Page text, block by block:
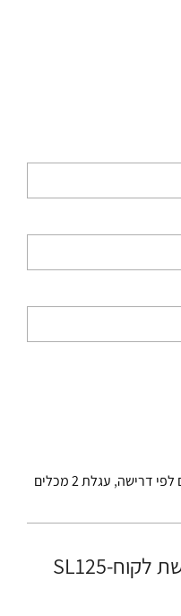
,
עגלת 2 מכלים